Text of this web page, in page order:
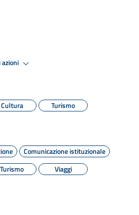
azioni
Cultura Turismo
Comunicazione istituzionale
Turismo Viaggi